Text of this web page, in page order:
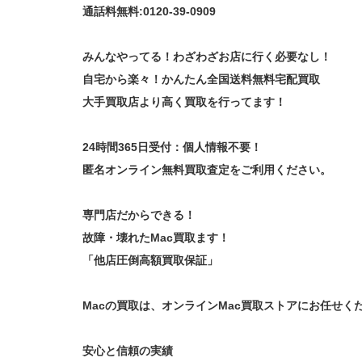
通話料無料:0120-39-0909
みんなやってる！わざわざお店に行く必要なし！
自宅から楽々！かんたん全国送料無料宅配買取
大手買取店より高く買取を行ってます！
24時間365日受付：個人情報不要！
匿名オンライン無料買取査定をご利用ください。
専門店だからできる！
故障・壊れたMac買取ます！
「他店圧倒高額買取保証」
Macの買取は、オンラインMac買取ストアにお任せく
安心と信頼の実績